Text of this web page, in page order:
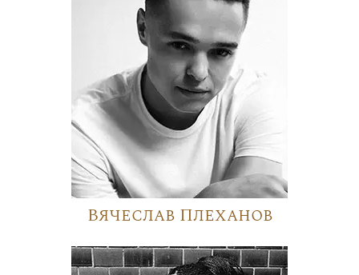
Вячеслав Плеханов